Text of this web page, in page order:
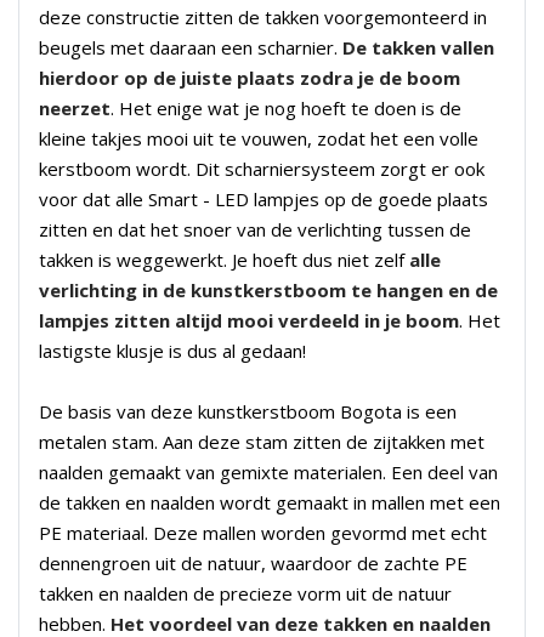
deze constructie zitten de takken voorgemonteerd in
beugels met daaraan een scharnier. De takken vallen
hierdoor op de juiste plaats zodra je de boom
neerzet. Het enige wat je nog hoeft te doen is de
kleine takjes mooi uit te vouwen, zodat het een volle
kerstboom wordt. Dit scharniersysteem zorgt er ook
voor dat alle Smart - LED lampjes op de goede plaats
zitten en dat het snoer van de verlichting tussen de
takken is weggewerkt. Je hoeft dus niet zelf alle
verlichting in de kunstkerstboom te hangen en de
lampjes zitten altijd mooi verdeeld in je boom. Het
lastigste klusje is dus al gedaan!
De basis van deze kunstkerstboom Bogota is een
metalen stam. Aan deze stam zitten de zijtakken met
naalden gemaakt van gemixte materialen. Een deel van
de takken en naalden wordt gemaakt in mallen met een
PE materiaal. Deze mallen worden gevormd met echt
dennengroen uit de natuur, waardoor de zachte PE
takken en naalden de precieze vorm uit de natuur
hebben. Het voordeel van deze takken en naalden